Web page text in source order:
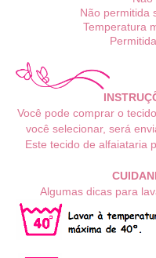
Não permitida
Temperatura
Você pode comprar o
você selecionar, será
Este tecido de alfaiataria
Algumas dicas para